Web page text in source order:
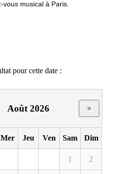
musical à Paris.
pour cette date :
Août 2026 >
Mer Jeu Ven Sam Dim
1 2